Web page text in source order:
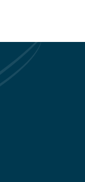
Metastudie
Studie